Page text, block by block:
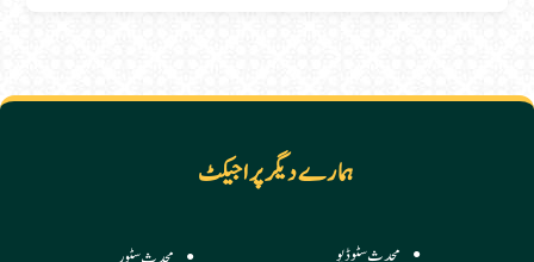
ہمارے دیگر پراجیکٹ
محدث سٹوڈیو